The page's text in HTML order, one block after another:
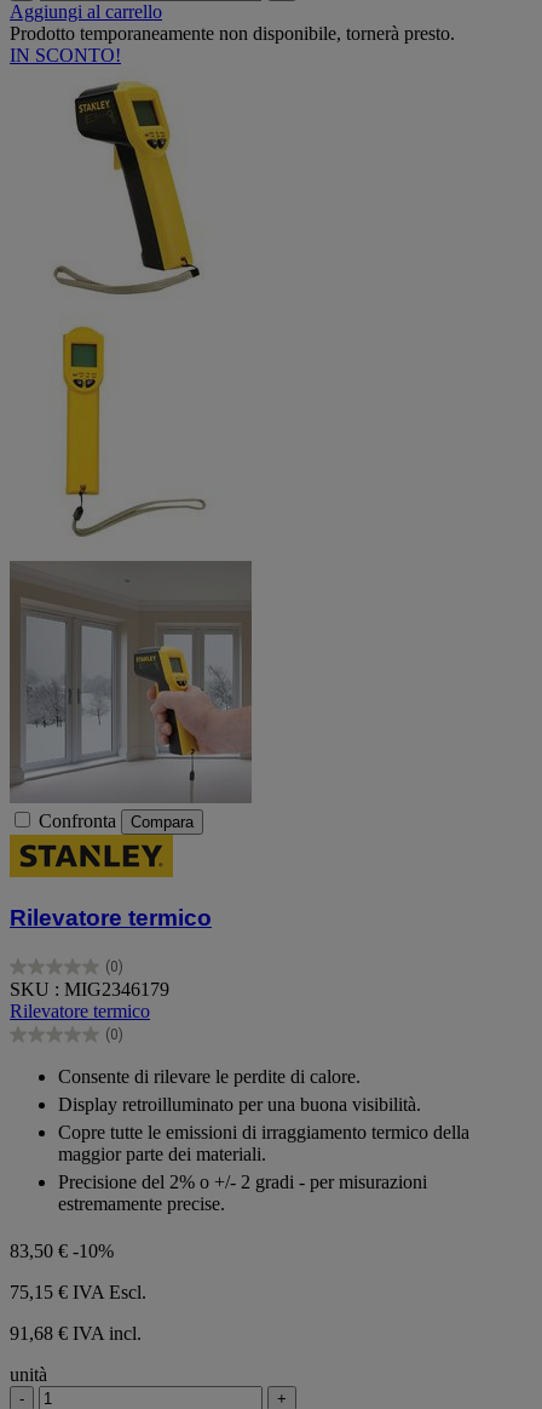
Aggiungi al carrello
Prodotto temporaneamente non disponibile, tornerà presto.
IN SCONTO!
Confronta Compara
Rilevatore termico
(0)
0.0
su
5
stelle.
SKU : MIG2346179
Rilevatore termico
(0)
0.0
stelle.
Consente di rilevare le perdite di calore.
Display retroilluminato per una buona visibilità.
Copre tutte le emissioni di irraggiamento termico della
maggior parte dei materiali.
Precisione del 2% o +/- 2 gradi - per misurazioni
estremamente precise.
83,50 € -10%
75,15 € IVA Escl.
91,68 € IVA incl.
unità
- +